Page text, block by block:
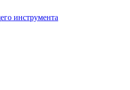
инструмента